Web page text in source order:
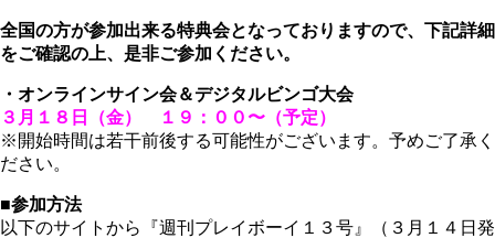
全国の方が参加出来る特典会となっておりますので、下記詳細
をご確認の上、是非ご参加ください。
・オンラインサイン会＆デジタルビンゴ大会
３月１８日（金） １９：００〜（予定）
※開始時間は若干前後する可能性がございます。予めご了承く
ださい。
■参加方法
以下のサイトから『週刊プレイボーイ１３号』（３月１４日発